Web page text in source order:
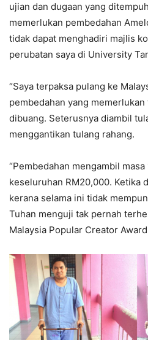
ujian dan dugaan yang
memerlukan pembedahan
tidak dapat menghadiri majlis
perubatan saya di University
“Saya terpaksa pulang ke
pembedahan yang
dibuang. Seterusnya diambil
menggantikan tulang rahang.
“Pembedahan mengambil
keseluruhan RM20,000. Ketika
kerana selama ini tidak
Tuhan menguji tak pernah
Malaysia Popular Creator